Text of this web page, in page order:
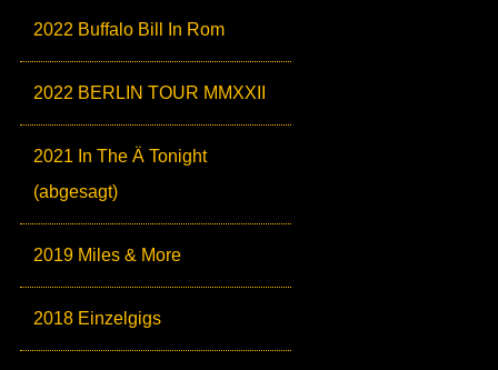
2022 Buffalo Bill In Rom
2022 BERLIN TOUR MMXXII
2021 In The Ä Tonight
(abgesagt)
2019 Miles & More
2018 Einzelgigs